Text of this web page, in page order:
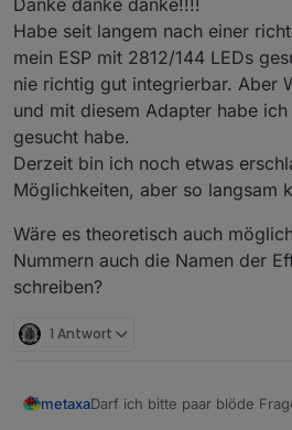
Verantwortung?
Habe seit langem nach einer
mein ESP mit 2812/144 LEDs
nie richtig gut integrierbar. Aber
und mit diesem Adapter habe
gesucht habe.
Derzeit bin ich noch etwas
Möglichkeiten, aber so langsam
Wäre es theoretisch auch
Nummern auch die Namen der
schreiben?
1 Antwort
metaxaDarf ich bitte paar blöde